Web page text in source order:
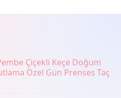
Çiçekli Keçe Doğum
Özel Gün Prenses Taç